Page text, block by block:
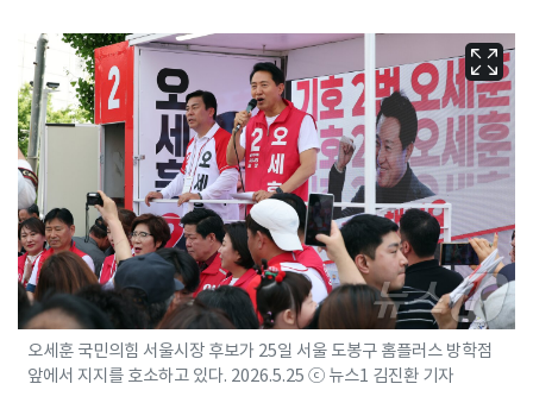
오세훈 국민의힘 서울시장 후보가 25일 서울 도봉구 홈플러스 방학점
앞에서 지지를 호소하고 있다. 2026.5.25 ⓒ 뉴스1 김진환 기자